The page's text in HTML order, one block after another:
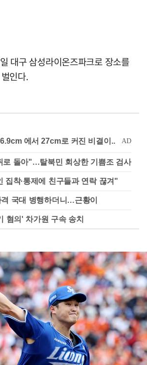
대구 삼성라이온즈파크로 장소를
인다.
로 돌아"…탈북민 회상한 기쁨조 검사
집착·통제에 친구들과 연락 끊겨"
격 국대 병행하더니…근황이
혐의' 차가원 구속 송치